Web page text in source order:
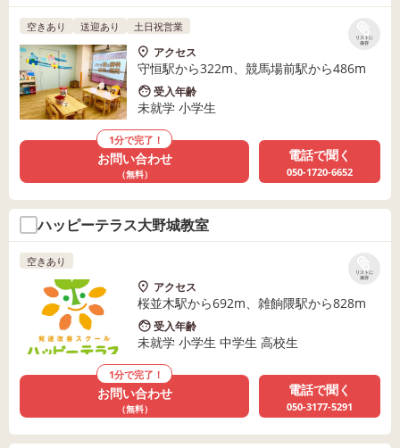
リストに
保存
空きあり 送迎あり 土日祝営業
アクセス
守恒駅から322m、競馬場前駅から486m
受入年齢
未就学 小学生
1分で完了！
お問い合わせ
（無料）
電話で聞く
050-1720-6652
ハッピーテラス大野城教室
リストに
保存
空きあり
アクセス
桜並木駅から692m、雑餉隈駅から828m
受入年齢
未就学 小学生 中学生 高校生
1分で完了！
お問い合わせ
（無料）
電話で聞く
050-3177-5291